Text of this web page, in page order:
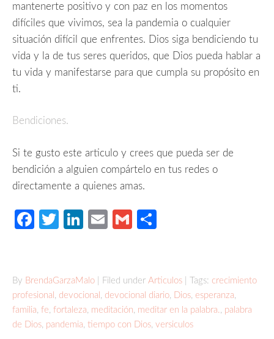
mantenerte positivo y con paz en los momentos
difíciles que vivimos, sea la pandemia o cualquier
situación difícil que enfrentes. Dios siga bendiciendo tu
vida y la de tus seres queridos, que Dios pueda hablar a
tu vida y manifestarse para que cumpla su propósito en
ti.
Bendiciones.
Si te gusto este articulo y crees que pueda ser de
bendición a alguien compártelo en tus redes o
directamente a quienes amas.
Facebook
TwitterLinkedIn
EmailGmail
By BrendaGarzaMalo | Filed under Articulos | Tags: crecimiento
profesional , devocional , devocional diario, Dios, esperanza,
familia, fe, fortaleza, meditación, meditar en la palabra., palabra
de Dios, pandemia, tiempo con Dios, versiculos